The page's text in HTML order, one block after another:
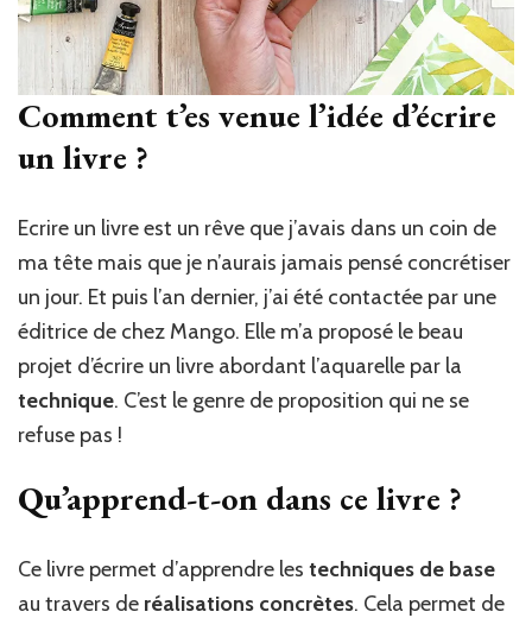
Comment t’es venue l’idée d’écrire
un livre ?
Ecrire un livre est un rêve que j’avais dans un coin de
ma tête mais que je n’aurais jamais pensé concrétiser
un jour. Et puis l’an dernier, j’ai été contactée par une
éditrice de chez Mango. Elle m’a proposé le beau
projet d’écrire un livre abordant l’aquarelle par la
technique. C’est le genre de proposition qui ne se
refuse pas !
Qu’apprend-t-on dans ce livre ?
Ce livre permet d’apprendre les techniques de base
au travers de réalisations concrètes. Cela permet de